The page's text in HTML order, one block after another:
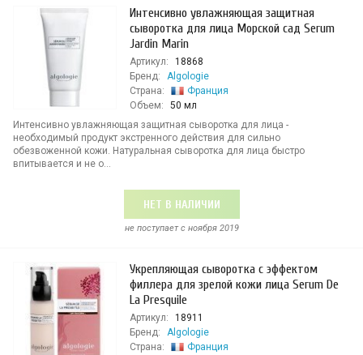
Интенсивно увлажняющая защитная
сыворотка для лица Морской сад Serum
Jardin Marin
Артикул:
18868
Бренд:
Algologie
Страна:
Франция
Объем:
50 мл
Интенсивно увлажняющая защитная сыворотка для лица -
необходимый продукт экстренного действия для сильно
обезвоженной кожи. Натуральная сыворотка для лица быстро
впитывается и не о...
НЕТ В НАЛИЧИИ
не поступает c ноября 2019
Укрепляющая сыворотка с эффектом
филлера для зрелой кожи лица Serum De
La Presquile
Артикул:
18911
Бренд:
Algologie
Страна:
Франция